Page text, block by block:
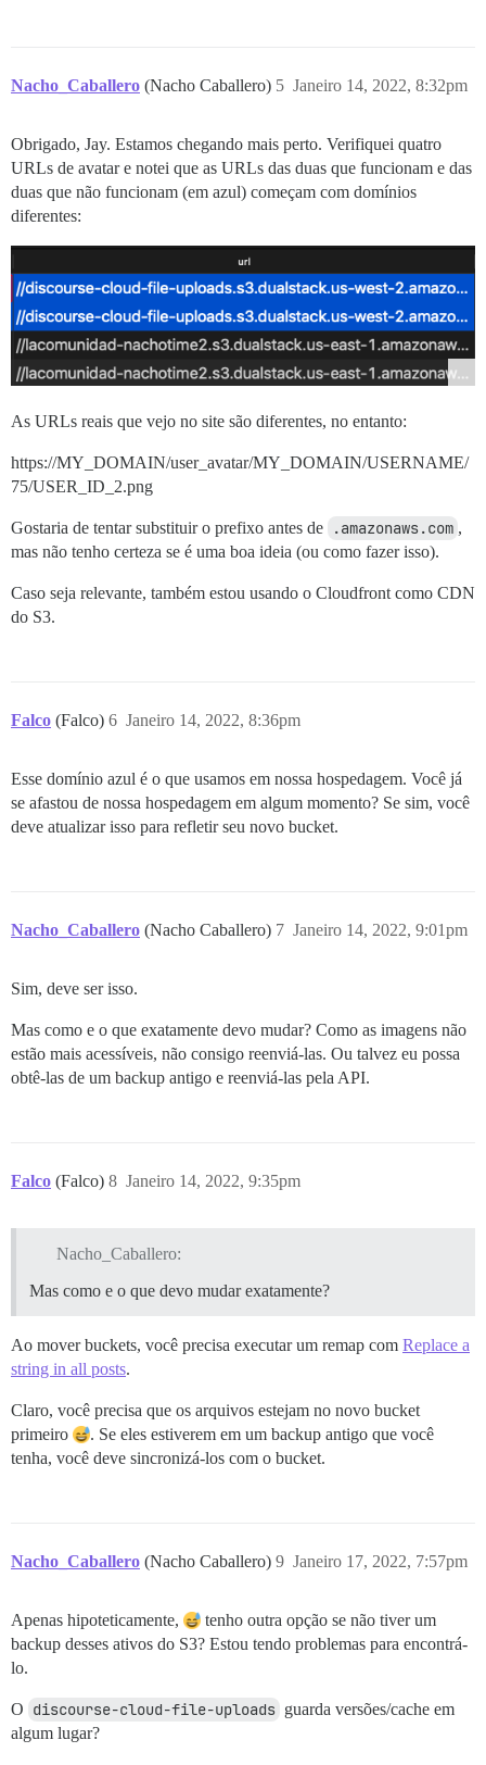
Nacho_Caballero (Nacho Caballero) Janeiro 14, 2022, 8:32pm
5
Obrigado, Jay. Estamos chegando mais perto. Verifiquei quatro
URLs de avatar e notei que as URLs das duas que funcionam e das
duas que não funcionam (em azul) começam com domínios
diferentes:
As URLs reais que vejo no site são diferentes, no entanto:
https://MY_DOMAIN/user_avatar/MY_DOMAIN/USERNAME/
75/USER_ID_2.png
Gostaria de tentar substituir o prefixo antes de .amazonaws.com ,
mas não tenho certeza se é uma boa ideia (ou como fazer isso).
Caso seja relevante, também estou usando o Cloudfront como CDN
do S3.
Falco (Falco) Janeiro 14, 2022, 8:36pm
6
Esse domínio azul é o que usamos em nossa hospedagem. Você já
se afastou de nossa hospedagem em algum momento? Se sim, você
deve atualizar isso para refletir seu novo bucket.
Nacho_Caballero (Nacho Caballero) Janeiro 14, 2022, 9:01pm
7
Sim, deve ser isso.
Mas como e o que exatamente devo mudar? Como as imagens não
estão mais acessíveis, não consigo reenviá-las. Ou talvez eu possa
obtê-las de um backup antigo e reenviá-las pela API.
Falco (Falco) Janeiro 14, 2022, 9:35pm
8
Nacho_Caballero:
Mas como e o que devo mudar exatamente?
Ao mover buckets, você precisa executar um remap com Replace a
string in all posts.
Claro, você precisa que os arquivos estejam no novo bucket
primeiro
. Se eles estiverem em um backup antigo que você
tenha, você deve sincronizá-los com o bucket.
Nacho_Caballero (Nacho Caballero) Janeiro 17, 2022, 7:57pm
9
Apenas hipoteticamente,
tenho outra opção se não tiver um
backup desses ativos do S3? Estou tendo problemas para encontrá-
lo.
O discourse-cloud-file-uploads guarda versões/cache em
algum lugar?